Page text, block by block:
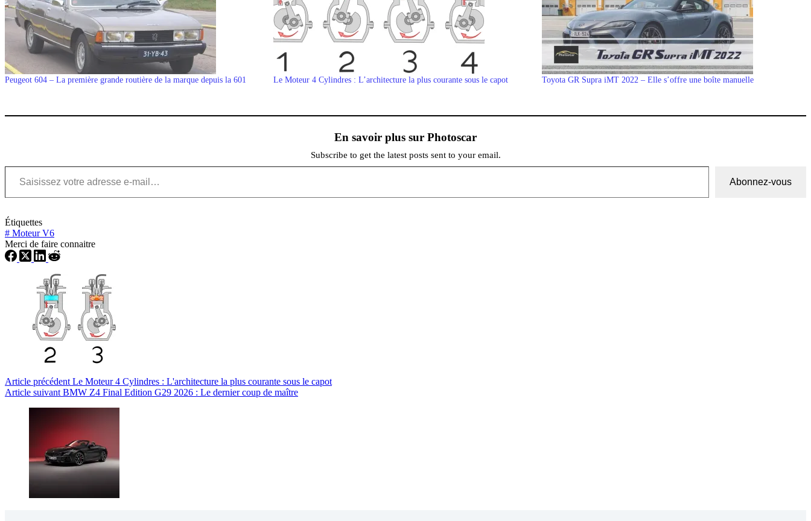
Peugeot 604 – La première grande routière de la marque depuis la 601 Le Moteur 4 Cylindres : L’architecture la plus courante sous le capot Toyota GR Supra iMT 2022 – Elle s’offre une boîte manuelle
En savoir plus sur Photoscar
Subscribe to get the latest posts sent to your email.
Saisissez votre adresse e-mail…
Abonnez-vous
Étiquettes
# Moteur V6
Merci de faire connaitre
Article précédent Le Moteur 4 Cylindres : L'architecture la plus courante sous le capot
Article suivant BMW Z4 Final Edition G29 2026 : Le dernier coup de maître